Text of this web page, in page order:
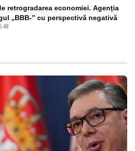
retrogradarea economiei. Agenția
„BBB-” cu perspectivă negativă